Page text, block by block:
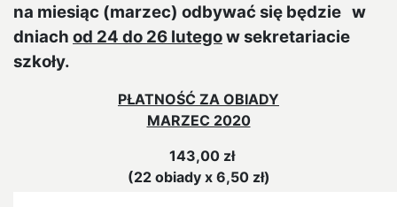
na miesiąc (marzec) odbywać się będzie w
dniach od 24 do 26 lutegow sekretariacie
szkoły.
PŁATNOŚĆ ZA OBIADY
MARZEC 2020
143,00 zł
(22 obiady x 6,50 zł)